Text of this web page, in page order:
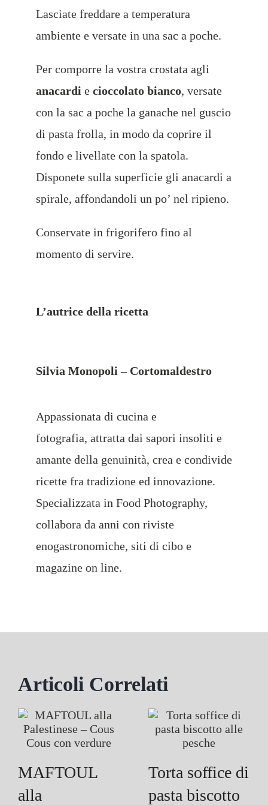
Lasciate freddare a temperatura
ambiente e versate in una sac a poche.
Per comporre la vostra crostata agli
anacardi e cioccolato bianco, versate
con la sac a poche la ganache nel guscio
di pasta frolla, in modo da coprire il
fondo e livellate con la spatola.
Disponete sulla superficie gli anacardi a
spirale, affondandoli un po’ nel ripieno.
Conservate in frigorifero fino al
momento di servire.
L’autrice della ricetta
Silvia Monopoli – Cortomaldestro
Appassionata di cucina e
fotografia, attratta dai sapori insoliti e
amante della genuinità, crea e condivide
ricette fra tradizione ed innovazione.
Specializzata in Food Photography,
collabora da anni con riviste
enogastronomiche, siti di cibo e
magazine on line.
Articoli Correlati
MAFTOUL
alla
Torta soffice di
pasta biscotto